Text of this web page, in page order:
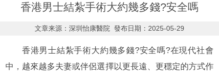
香港男士結紮手術大約幾多錢?安全嗎
文章来源：深圳怡康醫院 發布日期：2025-05-29
香港男士結紮手術大約幾多錢?安全嗎?在現代社會
中，越來越多夫妻或伴侶選擇以更長遠、更穩定的方式作